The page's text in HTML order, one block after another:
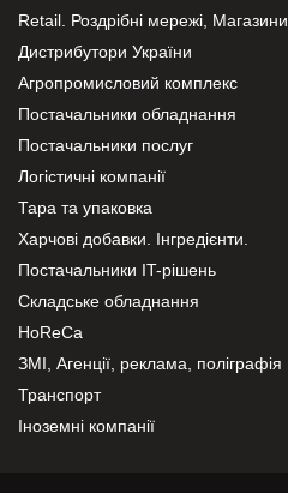
Retail. Роздрібні мережі, Магазини
Дистрибутори України
Агропромисловий комплекс
Постачальники обладнання
Постачальники послуг
Логістичні компанії
Тара та упаковка
Харчові добавки. Інгредієнти.
Постачальники IT-рішень
Складське обладнання
HoReCa
ЗМІ, Агенції, реклама, поліграфія
Транспорт
Іноземні компанії